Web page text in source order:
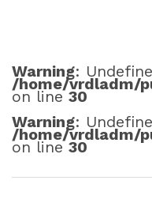
Warning:
/home/vrdladm/
on line30
Warning:
/home/vrdladm/
on line30